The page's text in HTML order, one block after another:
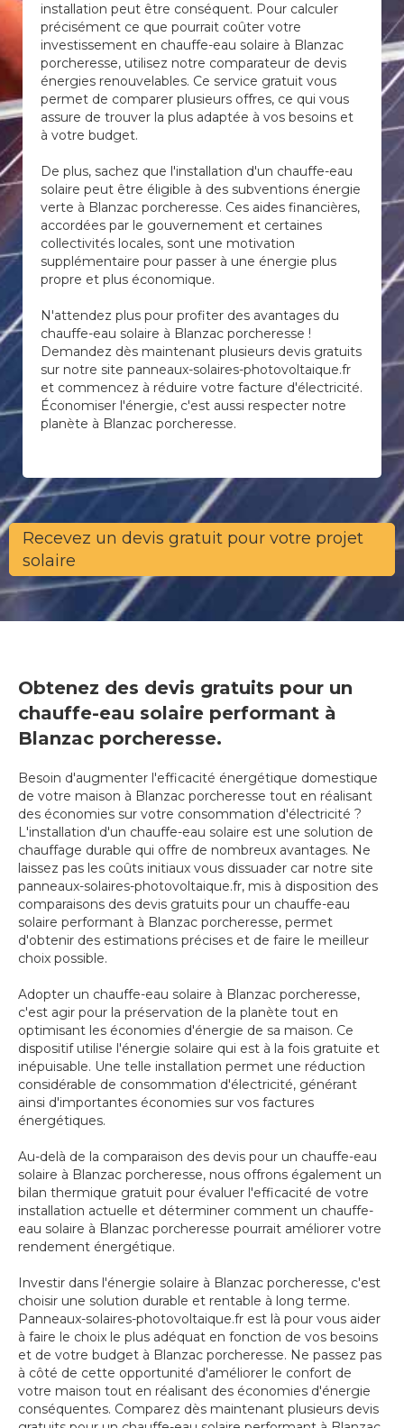
installation peut être conséquent. Pour calculer
précisément ce que pourrait coûter votre
investissement en chauffe-eau solaire à Blanzac
porcheresse, utilisez notre comparateur de devis
énergies renouvelables. Ce service gratuit vous
permet de comparer plusieurs offres, ce qui vous
assure de trouver la plus adaptée à vos besoins et
à votre budget.
De plus, sachez que l'installation d'un chauffe-eau
solaire peut être éligible à des subventions énergie
verte à Blanzac porcheresse. Ces aides financières,
accordées par le gouvernement et certaines
collectivités locales, sont une motivation
supplémentaire pour passer à une énergie plus
propre et plus économique.
N'attendez plus pour profiter des avantages du
chauffe-eau solaire à Blanzac porcheresse !
Demandez dès maintenant plusieurs devis gratuits
sur notre site panneaux-solaires-photovoltaique.fr
et commencez à réduire votre facture d'électricité.
Économiser l'énergie, c'est aussi respecter notre
planète à Blanzac porcheresse.
Recevez un devis gratuit pour votre projet
solaire
Obtenez des devis gratuits pour un
chauffe-eau solaire performant à
Blanzac porcheresse.
Besoin d'augmenter l'efficacité énergétique domestique
de votre maison à Blanzac porcheresse tout en réalisant
des économies sur votre consommation d'électricité ?
L'installation d'un chauffe-eau solaire est une solution de
chauffage durable qui offre de nombreux avantages. Ne
laissez pas les coûts initiaux vous dissuader car notre site
panneaux-solaires-photovoltaique.fr, mis à disposition des
comparaisons des devis gratuits pour un chauffe-eau
solaire performant à Blanzac porcheresse, permet
d'obtenir des estimations précises et de faire le meilleur
choix possible.
Adopter un chauffe-eau solaire à Blanzac porcheresse,
c'est agir pour la préservation de la planète tout en
optimisant les économies d'énergie de sa maison. Ce
dispositif utilise l'énergie solaire qui est à la fois gratuite et
inépuisable. Une telle installation permet une réduction
considérable de consommation d'électricité, générant
ainsi d'importantes économies sur vos factures
énergétiques.
Au-delà de la comparaison des devis pour un chauffe-eau
solaire à Blanzac porcheresse, nous offrons également un
bilan thermique gratuit pour évaluer l'efficacité de votre
installation actuelle et déterminer comment un chauffe-
eau solaire à Blanzac porcheresse pourrait améliorer votre
rendement énergétique.
Investir dans l'énergie solaire à Blanzac porcheresse, c'est
choisir une solution durable et rentable à long terme.
Panneaux-solaires-photovoltaique.fr est là pour vous aider
à faire le choix le plus adéquat en fonction de vos besoins
et de votre budget à Blanzac porcheresse. Ne passez pas
à côté de cette opportunité d'améliorer le confort de
votre maison tout en réalisant des économies d'énergie
conséquentes. Comparez dès maintenant plusieurs devis